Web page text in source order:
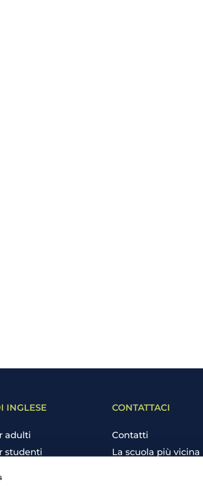
INGLESE
adulti
studenti
CONTATTACI
Contatti
La scuola più vicina